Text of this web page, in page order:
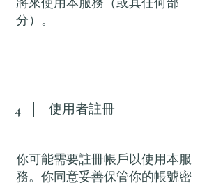
分）。
4 使用者註冊
你可能需要註冊帳戶以使用本服
務。你同意妥善保管你的帳號密